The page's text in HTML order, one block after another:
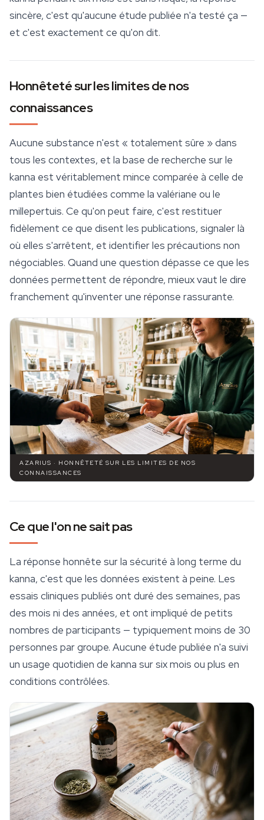
sincère, c'est qu'aucune étude publiée n'a testé ça —
et c'est exactement ce qu'on dit.
Honnêteté sur les limites de nos
connaissances
Aucune substance n'est « totalement sûre » dans
tous les contextes, et la base de recherche sur le
kanna est véritablement mince comparée à celle de
plantes bien étudiées comme la valériane ou le
millepertuis. Ce qu'on peut faire, c'est restituer
fidèlement ce que disent les publications, signaler là
où elles s'arrêtent, et identifier les précautions non
négociables. Quand une question dépasse ce que les
données permettent de répondre, mieux vaut le dire
franchement qu'inventer une réponse rassurante.
AZARIUS · HONNÊTETÉ SUR LES LIMITES DE NOS
CONNAISSANCES
Ce que l'on ne sait pas
La réponse honnête sur la sécurité à long terme du
kanna, c'est que les données existent à peine. Les
essais cliniques publiés ont duré des semaines, pas
des mois ni des années, et ont impliqué de petits
nombres de participants — typiquement moins de 30
personnes par groupe. Aucune étude publiée n'a suivi
un usage quotidien de kanna sur six mois ou plus en
conditions contrôlées.